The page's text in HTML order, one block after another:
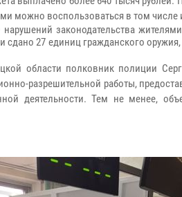
можно воспользоваться в том
законодательства
27 единиц гражданского
области полковник полиции
разрешительной работы,
деятельности. Тем не менее,